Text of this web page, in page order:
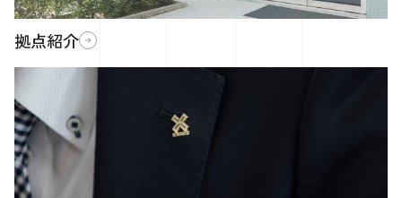
拠点紹介